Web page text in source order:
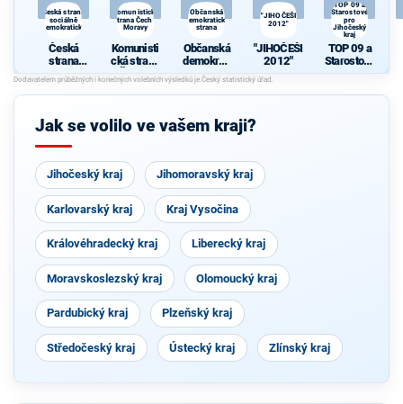
Česká strana
sociálně
demokratická
Česká
strana
sociálně
demokrati
cká
Komunistická
strana Čech a
Moravy
Komunisti
cká strana
Čech a
Moravy
Občanská
demokratická
strana
Občanská
demokrati
cká strana
"JIHOČEŠI
2012"
"JIHOČEŠI
2012"
TOP 09 a
Starostové
pro
Jihočeský
kraj
TOP 09 a
Starostové
pro
kraj
Jak se volilo ve vašem kraji?
Jihočeský kraj Jihomoravský kraj
Karlovarský kraj Kraj Vysočina
Královéhradecký kraj Liberecký kraj
Moravskoslezský kraj Olomoucký kraj
Pardubický kraj Plzeňský kraj
Středočeský kraj Ústecký kraj Zlínský kraj